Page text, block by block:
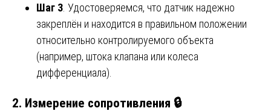
Шаг 3 . Удостоверяемся, что датчик надежно
закреплён и находится в правильном положении
относительно контролируемого объекта
(например, штока клапана или колеса
дифференциала).
2. Измерение сопротивления 🔒